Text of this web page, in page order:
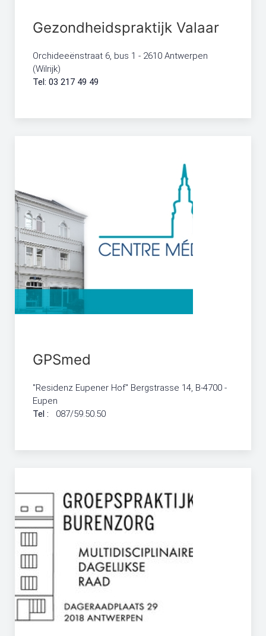
Gezondheidspraktijk Valaar
Orchideeënstraat 6, bus 1 - ​2610 Antwerpen
(Wilrijk)
Tel: 03 217 49 49
GPSmed
"Residenz Eupener Hof" Bergstrasse 14, B-4700 -
Eupen
Tel : 087/59.50.50